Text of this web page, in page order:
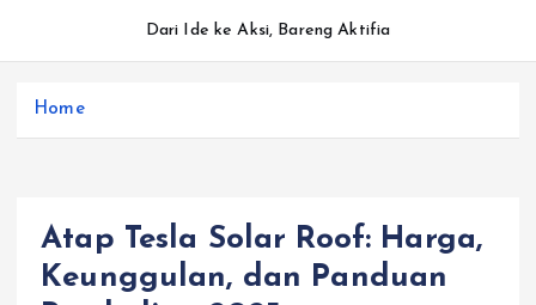
Dari Ide ke Aksi, Bareng Aktifia
Home
Atap Tesla Solar Roof: Harga,
Keunggulan, dan Panduan